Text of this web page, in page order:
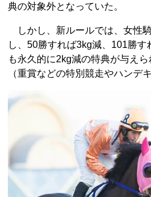
典の対象外となっていた。
しかし、新ルールでは、女性
し、50勝すれば3kg減、101勝
も永久的に2kg減の特典が与え
（重賞などの特別競走やハンデ